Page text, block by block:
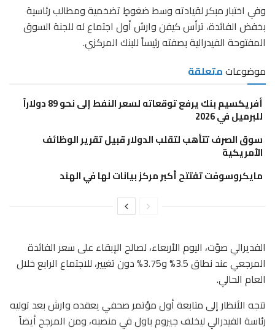
وفي اختبار مبكر لقيادته وسط ضغوطٍ تضخمية ومطالب رئاسية
بخفض الفائدة، ترأس كيفن وارش أول اجتماع له للجنة السوق
المفتوحة الفيدرالية بصفته رئيساً للبنك المركزي.
موضوعاتمتعلقة
أفريكسيم بنك يرفع توقعاته لسعر النفط إلى نحو 89 دولاراً
للبرميل في 2026
سوق الصرف تتأهب لتقلب الدولار قبيل تقرير الوظائف
الأمريكية
مايكروسوفت تفتتح أكبر مركز بيانات لها في الهند
الفديرالي صوّت، اليوم الأربعاء، لصالح الإبقاء على سعر الفائدة
المرجعي عند نطاق 3.5% و3.75% دون تغيير، للاجتماع الرابع خلال
العام الحالي.
تتجه الأنظار إلى متابعة أول مؤتمر صحفي يعقده وارش بعد توليه
رئاسة الفيدرالي ليخلف جيروم باول في منصبه، ومن المرجح أيضاً